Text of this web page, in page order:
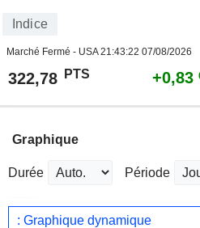
Indice
Marché Fermé - USA21:43:22 07/08/2026
322,78 PTS +0,83
Graphique
Durée Période
: Graphique dynamique